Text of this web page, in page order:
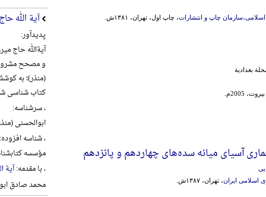
چاپ و انتشارات، چاپ اول، تهران، ۱۳۸۱ش.
بغدادیة
2005م.
آسیای میانه سده‌های چهاردهم و پانزدهم
اسلامی ایران، تهران، ۱۳۸۷ش.
آیة الله
پدیدآور:
و مصحح
(منذر)؛ به
کتاب شناسی
، سرشناسه:
ابوالحسنی (منذر)،
، شناسه افزوده:
مؤسسه
، با مقدمه:آیة
محمد صادق